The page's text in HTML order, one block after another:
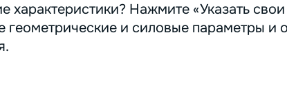
характеристики? Нажмите «Указать
и силовые параметры и